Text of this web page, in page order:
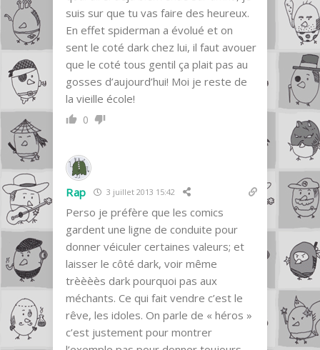
suis sur que tu vas faire des heureux.
En effet spiderman a évolué et on
sent le coté dark chez lui, il faut avouer
que le coté tous gentil ça plait pas au
gosses d’aujourd’hui! Moi je reste de
la vieille école!
0
Rap 3 juillet 2013 15:42
Perso je préfère que les comics
gardent une ligne de conduite pour
donner véiculer certaines valeurs; et
laisser le côté dark, voir même
trèèèès dark pourquoi pas aux
méchants. Ce qui fait vendre c’est le
rêve, les idoles. On parle de « héros »
c’est justement pour montrer